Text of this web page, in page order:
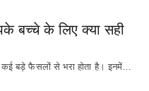
बच्चे के लिए क्या सही
बड़े फैसलों से भरा होता है। इनमें…